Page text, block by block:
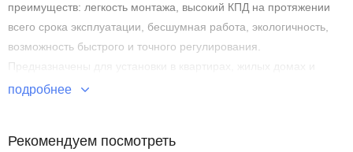
преимуществ: легкость монтажа, высокий КПД на протяжении
всего срока эксплуатации, бесшумная работа, экологичность,
возможность быстрого и точного регулирования.
Предназначены для установки в квартирах, жилых домах и
дачных домиках. Котлы относятся к отопительным приборам
к дымоходу и газопроводу, могут работать от сети напряжением
подробнее
Рекомендуем посмотреть